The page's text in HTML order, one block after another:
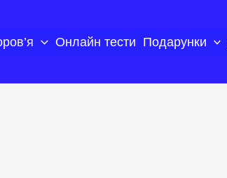
Онлайн тести Подарунки